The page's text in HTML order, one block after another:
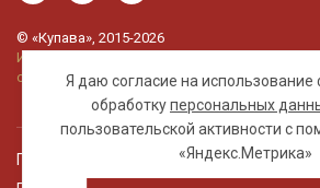
Я даю согласие на
обработкуперсональных
пользовательской активности с
«Яндекс.Метрика»
© «Купава», 2015-2026
Информация на сайте не является публичной
офертой.
Правовая информация